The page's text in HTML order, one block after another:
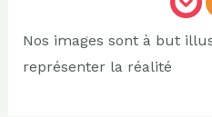
Nos images sont à but
représenter la réalité